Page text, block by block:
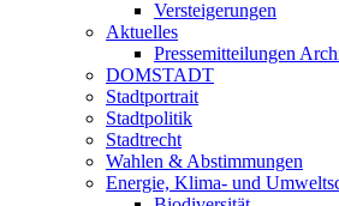
Versteigerungen
Aktuelles
Pressemitteilungen
DOMSTADT
Stadtportrait
Stadtpolitik
Stadtrecht
Wahlen & Abstimmungen
Energie, Klima- und